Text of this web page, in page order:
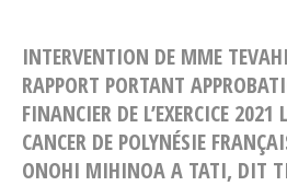
INTERVENTION DE MME
RAPPORT PORTANT
FINANCIER DE L’EXERCICE
CANCER DE POLYNÉSIE
ONOHI MIHINOA A TATI, DIT